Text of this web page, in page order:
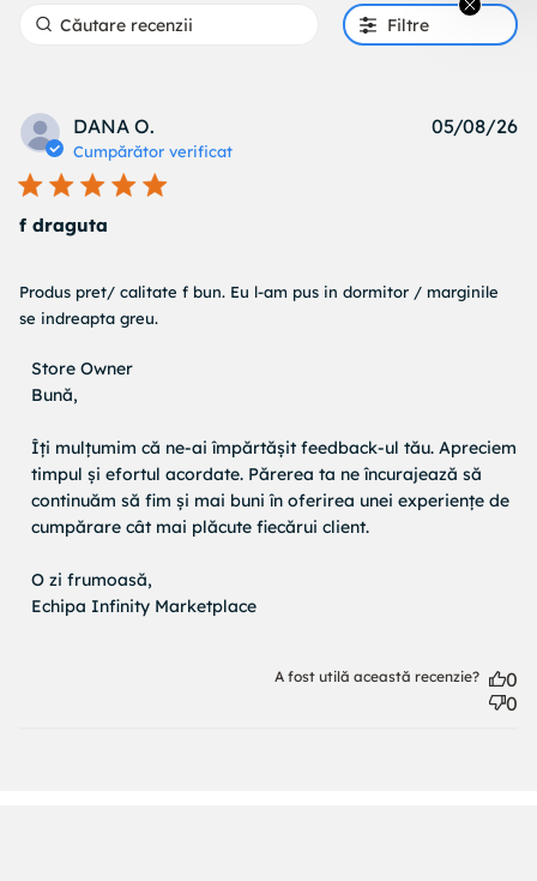
Filtre
DANA O.
Cumpărător verificat
f draguta
Produs pret/ calitate f bun. Eu l-am pus in dormitor / marginile
se indreapta greu.
read more about review content Produs pret/ calitate f
bun. Eu
Comentariile proprietarului magazinului cu privire la
Recenzii de Store Owner pe Mon May 11 2026
Store Owner
Bună,
Îți mulțumim că ne-ai împărtășit feedback-ul tău. Apreciem
timpul și efortul acordate. Părerea ta ne încurajează să
continuăm să fim și mai buni în oferirea unei experiențe de
cumpărare cât mai plăcute fiecărui client.
O zi frumoasă,
Echipa Infinity Marketplace
05/08/26
A fost utilă această recenzie?
0
0